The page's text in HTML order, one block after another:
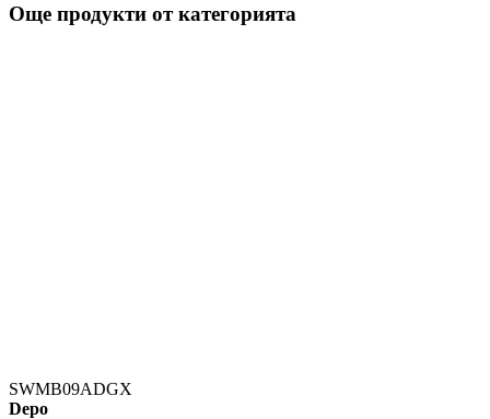
Още продукти от категорията
SWMB09ADGX
Depo